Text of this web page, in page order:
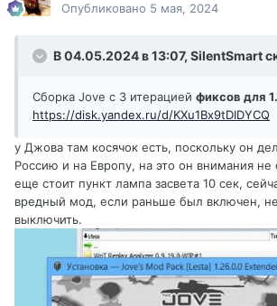
Опубликовано 5 мая, 2024
В 04.05.2024 в 13:07, SilentSmart
Сборка Jove c 3 итерацией фиксов для
https://disk.yandex.ru/d/KXu1Bx9tDIDYCQ
у Джова там косячок есть, поскольку он
Россию и на Европу, на это он внимания не
еще стоит пункт лампа засвета 10 сек,
вредный мод, если раньше был включен, не
выключить.